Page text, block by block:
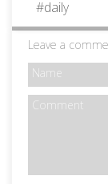
#daily
Leave a